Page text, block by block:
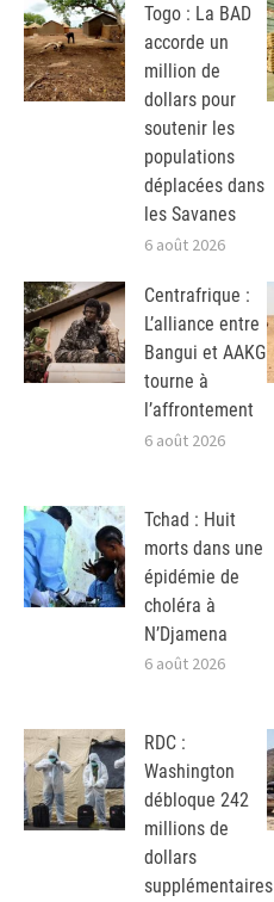
Togo : La BAD
accorde un
million de
dollars pour
soutenir les
populations
déplacées dans
les Savanes
6 août 2026
Centrafrique :
L’alliance entre
Bangui et AAKG
tourne à
l’affrontement
6 août 2026
Tchad : Huit
morts dans une
épidémie de
choléra à
N’Djamena
6 août 2026
RDC :
Washington
débloque 242
millions de
dollars
supplémentaires